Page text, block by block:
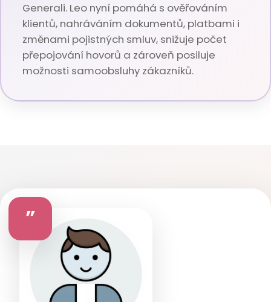
Generali. Leo nyní pomáhá s ověřováním
klientů, nahráváním dokumentů, platbami i
změnami pojistných smluv, snižuje počet
přepojování hovorů a zároveň posiluje
možnosti samoobsluhy zákazníků.
”